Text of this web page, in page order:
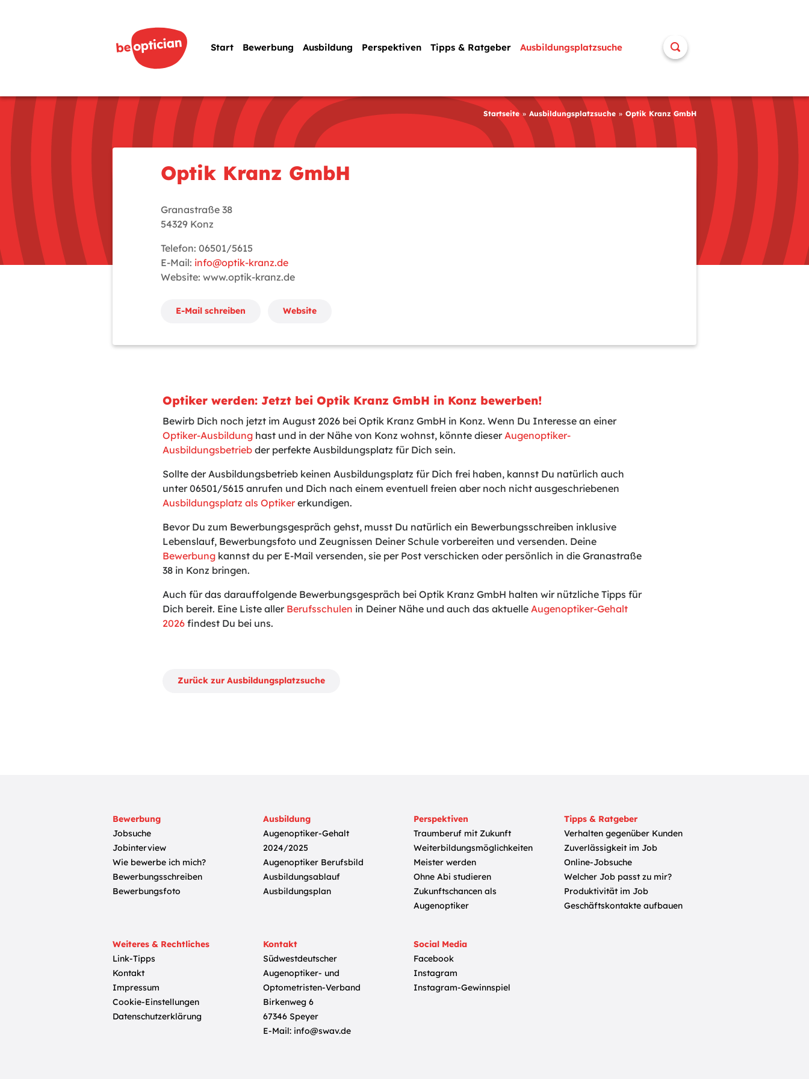
Start Bewerbung Ausbildung Perspektiven Tipps & Ratgeber Ausbildungsplatzsuche
Startseite Ausbildungsplatzsuche Optik Kranz GmbH
Optik Kranz GmbH
Granastraße 38
54329 Konz
Telefon: 06501/5615
E-Mail: info@optik-kranz.de
Website: www.optik-kranz.de
E-Mail schreiben Website
Optiker werden: Jetzt bei Optik Kranz GmbH in Konz bewerben!
Bewirb Dich noch jetzt im August 2026 bei Optik Kranz GmbH in Konz. Wenn Du Interesse an einer
Optiker-Ausbildung hast und in der Nähe von Konz wohnst, könnte dieserAugenoptiker-
Ausbildungsbetrieb der perfekte Ausbildungsplatz für Dich sein.
Sollte der Ausbildungsbetrieb keinen Ausbildungsplatz für Dich frei haben, kannst Du natürlich auch
unter 06501/5615 anrufen und Dich nach einem eventuell freien aber noch nicht ausgeschriebenen
Ausbildungsplatz als Optiker erkundigen.
Bevor Du zum Bewerbungsgespräch gehst, musst Du natürlich ein Bewerbungsschreiben inklusive
Lebenslauf, Bewerbungsfoto und Zeugnissen Deiner Schule vorbereiten und versenden. Deine
Bewerbung kannst du per E-Mail versenden, sie per Post verschicken oder persönlich in die Granastraße
38 in Konz bringen.
Auch für das darauffolgende Bewerbungsgespräch bei Optik Kranz GmbH halten wir nützliche Tipps für
Dich bereit. Eine Liste aller Berufsschulen in Deiner Nähe und auch das aktuelleAugenoptiker-Gehalt
2026 findest Du bei uns.
Zurück zur Ausbildungsplatzsuche
Bewerbung
Jobsuche
Jobinterview
Wie bewerbe ich mich?
Bewerbungsschreiben
Bewerbungsfoto
Ausbildung
Augenoptiker-Gehalt
2024/2025
Augenoptiker Berufsbild
Ausbildungsablauf
Ausbildungsplan
Perspektiven
Traumberuf mit Zukunft
Weiterbildungsmöglichkeiten
Meister werden
Ohne Abi studieren
Zukunftschancen als
Augenoptiker
Tipps & Ratgeber
Verhalten gegenüber Kunden
Zuverlässigkeit im Job
Online-Jobsuche
Welcher Job passt zu mir?
Produktivität im Job
Geschäftskontakte aufbauen
Weiteres & Rechtliches
Link-Tipps
Kontakt
Impressum
Cookie-Einstellungen
Datenschutzerklärung
Kontakt
Südwestdeutscher
Augenoptiker- und
Optometristen-Verband
Birkenweg 6
67346 Speyer
E-Mail: info@swav.de
Social Media
Facebook
Instagram
Instagram-Gewinnspiel